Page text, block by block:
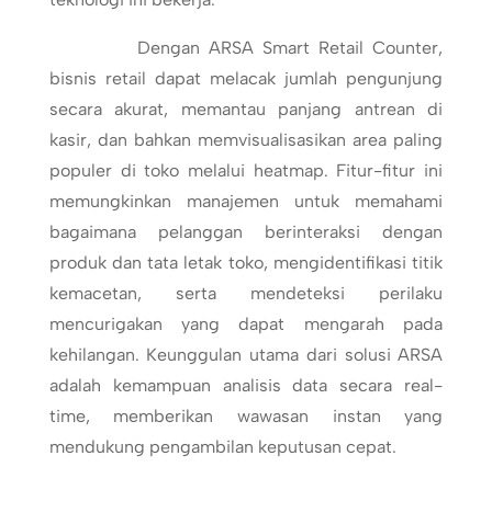
Dengan ARSA Smart Retail Counter,
bisnis retail dapat melacak jumlah pengunjung
secara akurat, memantau panjang antrean di
kasir, dan bahkan memvisualisasikan area paling
populer di toko melalui heatmap. Fitur-fitur ini
memungkinkan manajemen untuk memahami
bagaimana pelanggan berinteraksi dengan
produk dan tata letak toko, mengidentifikasi titik
kemacetan, serta mendeteksi perilaku
mencurigakan yang dapat mengarah pada
kehilangan. Keunggulan utama dari solusi ARSA
adalah kemampuan analisis data secara real-
time, memberikan wawasan instan yang
mendukung pengambilan keputusan cepat.